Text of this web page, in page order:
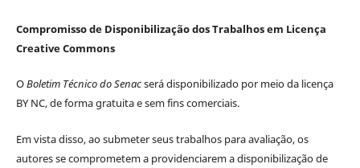
Compromisso de Disponibilização dos Trabalhos em Licença
Creative Commons
OBoletim Técnico do Senacserá disponibilizado por meio da licença
BY NC, de forma gratuita e sem fins comerciais.
Em vista disso, ao submeter seus trabalhos para avaliação, os
autores se comprometem a providenciarem a disponibilização de